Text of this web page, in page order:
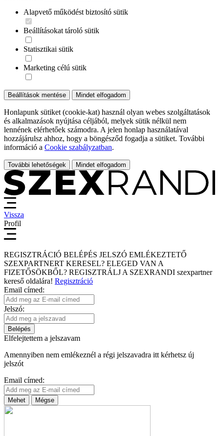
Alapvető működést biztosító sütik
Beállításokat tároló sütik
Statisztikai sütik
Marketing célú sütik
Beállítások mentése Mindet elfogadom
Honlapunk sütiket (cookie-kat) használ olyan webes szolgáltatások
és alkalmazások nyújtása céljából, melyek sütik nélkül nem
lennének elérhetőek számodra. A jelen honlap használatával
hozzájárulsz ahhoz, hogy a böngésződ fogadja a sütiket. További
információ a Cookie szabályzatban.
További lehetőségek Mindet elfogadom
Vissza
Profil
REGISZTRÁCIÓ BELÉPÉS JELSZÓ EMLÉKEZTETŐ
SZEXPARTNERT KERESEL? ELEGED VAN A
FIZETŐSÖKBŐL? REGISZTRÁLJ A SZEXRANDI szexpartner
kereső oldalára! Regisztráció
Email címed:
Jelszó:
Belépés
Elfelejtettem a jelszavam
Amennyiben nem emlékeznél a régi jelszavadra itt kérhetsz új
jelszót
Email címed:
Mehet Mégse